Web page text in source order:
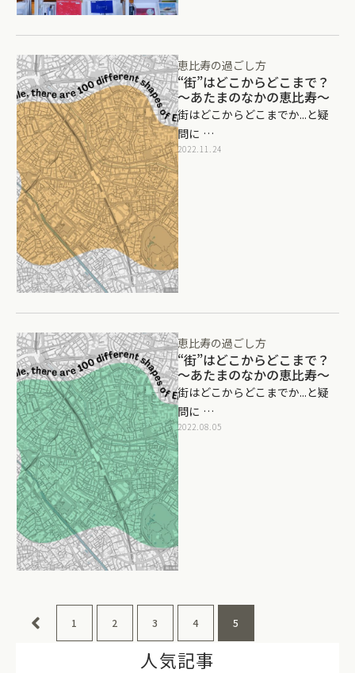
恵比寿の過ごし方
“街”はどこからどこまで？
～あたまのなかの恵比寿～
街はどこからどこまでか...と疑
問に …
2022.11.24
恵比寿の過ごし方
“街”はどこからどこまで？
～あたまのなかの恵比寿～
街はどこからどこまでか...と疑
問に …
2022.08.05
1 2 3 4 5
人気記事